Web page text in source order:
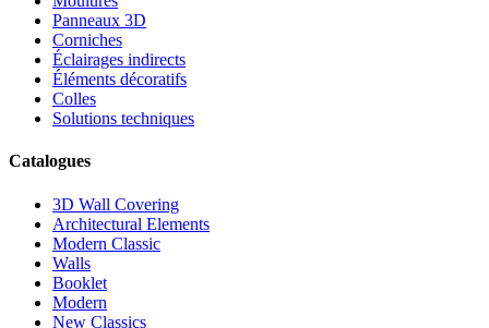
Panneaux 3D
Corniches
Éclairages indirects
Éléments décoratifs
Colles
Solutions techniques
Catalogues
3D Wall Covering
Architectural Elements
Modern Classic
Walls
Booklet
Modern
New Classics